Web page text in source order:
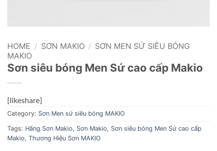
HOME / SƠN MAKIO / SƠN MEN SỨ SIÊU BÓNG
MAKIO
Sơn siêu bóng Men Sứ cao cấp Makio
[likeshare]
Category: Sơn Men sứ siêu bóng MAKIO
Tags: Hãng Sơn Makio, Sơn Makio, Sơn siêu bóng Men Sứ cao cấp
Makio, Thương Hiệu Sơn MAKIO